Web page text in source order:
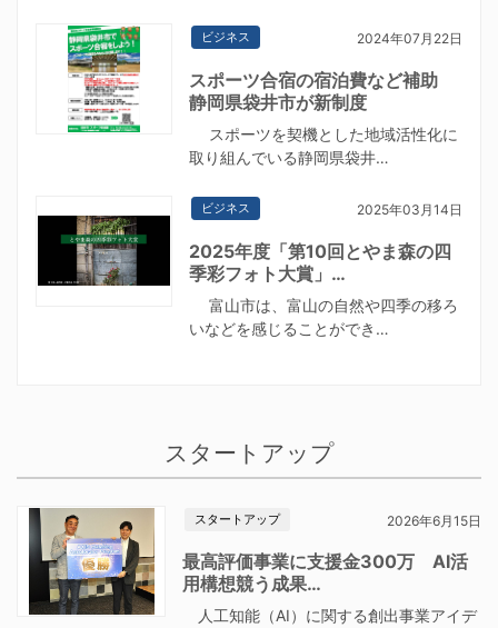
ビジネス 2024年07月22日
スポーツ合宿の宿泊費など補助
静岡県袋井市が新制度
スポーツを契機とした地域活性化に
取り組んでいる静岡県袋井…
ビジネス 2025年03月14日
2025年度「第10回とやま森の四
季彩フォト大賞」…
富山市は、富山の自然や四季の移ろ
いなどを感じることができ…
スタートアップ
スタートアップ 2026年6月15日
最高評価事業に支援金300万 AI活
用構想競う成果…
人工知能（AI）に関する創出事業アイデ